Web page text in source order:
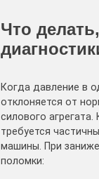
Что
Когда давление в
отклоняется от
силового
требуется
машины. При
поломки: